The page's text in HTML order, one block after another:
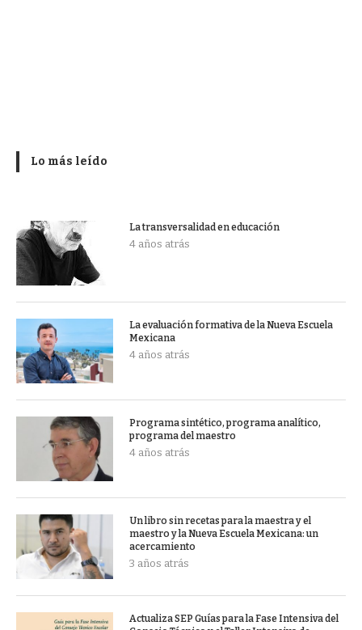
Lo más leído
La transversalidad en educación
4 años atrás
La evaluación formativa de la Nueva Escuela
Mexicana
4 años atrás
Programa sintético, programa analítico,
programa del maestro
4 años atrás
Un libro sin recetas para la maestra y el
maestro y la Nueva Escuela Mexicana: un
acercamiento
3 años atrás
Actualiza SEP Guías para la Fase Intensiva del